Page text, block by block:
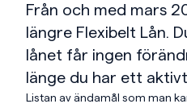
Från och med mars
längre Flexibelt Lån.
lånet får ingen
länge du har ett
Listan av ändamål som man